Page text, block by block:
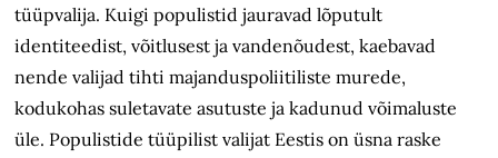
tüüpvalija. Kuigi populistid jauravad lõputult
identiteedist, võitlusest ja vandenõudest, kaebavad
nende valijad tihti majanduspoliitiliste murede,
kodukohas suletavate asutuste ja kadunud võimaluste
üle. Populistide tüüpilist valijat Eestis on üsna raske